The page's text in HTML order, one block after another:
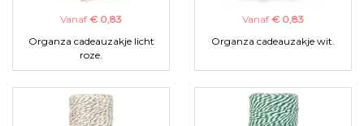
Vanaf € 0,83
Organza cadeauzakje licht
roze.
Vanaf € 0,83
Organza cadeauzakje wit.